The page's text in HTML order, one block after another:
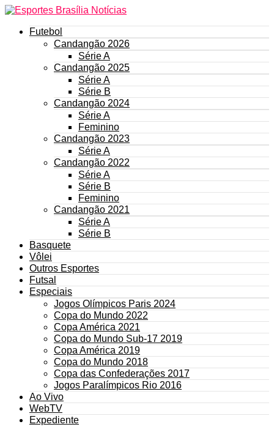
Futebol
Candangão 2026
Série A
Candangão 2025
Série A
Série B
Candangão 2024
Série A
Feminino
Candangão 2023
Série A
Candangão 2022
Série A
Série B
Feminino
Candangão 2021
Série A
Série B
Basquete
Vôlei
Outros Esportes
Futsal
Especiais
Jogos Olímpicos Paris 2024
Copa do Mundo 2022
Copa América 2021
Copa do Mundo Sub-17 2019
Copa América 2019
Copa do Mundo 2018
Copa das Confederações 2017
Jogos Paralímpicos Rio 2016
Ao Vivo
WebTV
Expediente